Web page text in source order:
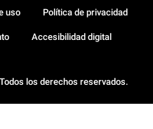
los derechos reservados.
uso Política de privacidad
Accesibilidad digital